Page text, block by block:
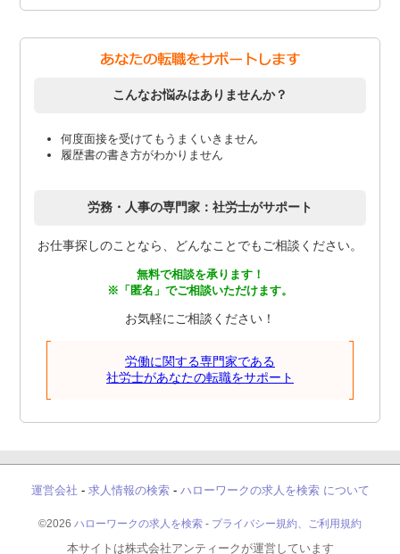
こんなお悩みはありませんか？
何度面接を受けてもうまくいきません
履歴書の書き方がわかりません
労務・人事の専門家：社労士がサポート
お仕事探しのことなら、どんなことでもご相談ください。
無料で相談を承ります！
※「匿名」でご相談いただけます。
お気軽にご相談ください！
労働に関する専門家である
社労士があなたの転職をサポート
運営会社 - 求人情報の検索- ハローワークの求人を検索 について
©2026 ハローワークの求人を検索 - プライバシー規約、ご利用規約
本サイトは株式会社アンティークが運営しています